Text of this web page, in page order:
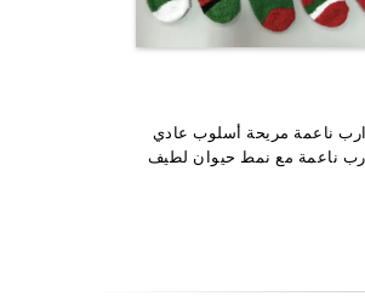
ناعمة مريحة أسلوب عادي
ناعمة مع نمط حيوان لطيف
مريحة ناعمة بتصميم حيوان
الأبعاد جوارب مريحة داخلية